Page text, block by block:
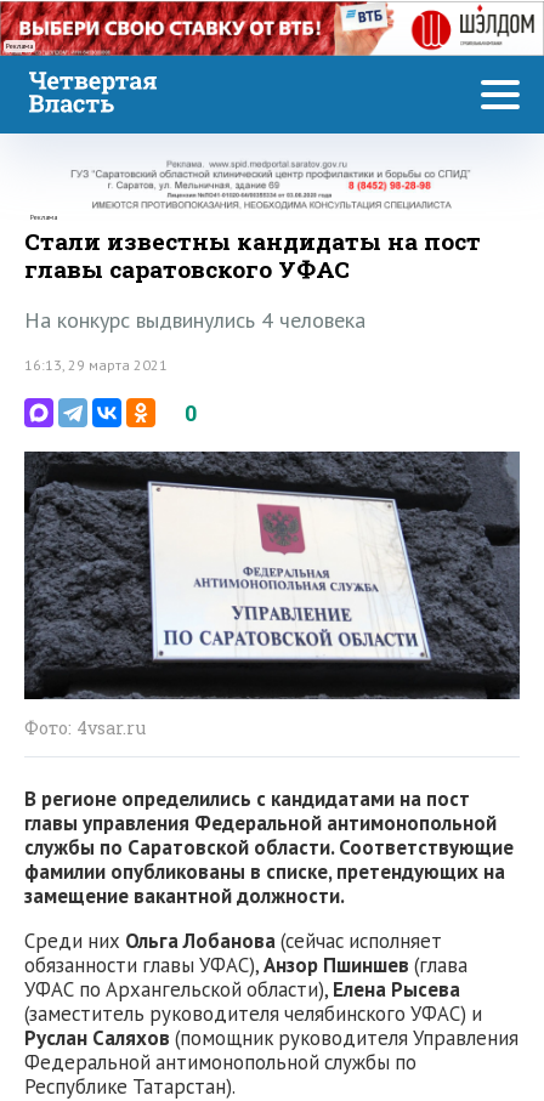
Реклама
Реклама
Стали известны кандидаты на пост
главы саратовского УФАС
На конкурс выдвинулись 4 человека
16:13, 29 марта 2021
0
Фото: 4vsar.ru
В регионе определились с кандидатами на пост
главы управления Федеральной антимонопольной
службы по Саратовской области. Соответствующие
фамилии опубликованы в списке, претендующих на
замещение вакантной должности.
Среди них Ольга Лобанова(сейчас исполняет
обязанности главы УФАС),Анзор Пшиншев (глава
УФАС по Архангельской области), Елена Рысева
(заместитель руководителя челябинского УФАС) и
Руслан Саляхов (помощник руководителя Управления
Федеральной антимонопольной службы по
Республике Татарстан).